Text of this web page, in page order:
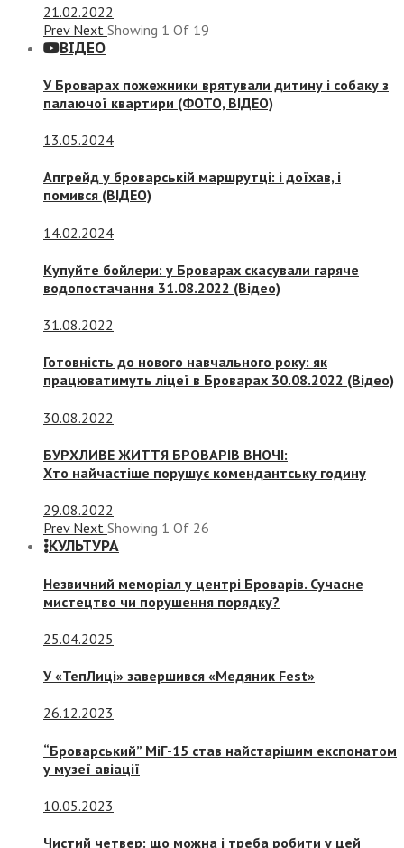
21.02.2022
Prev Next Showing 1 Of 19
ВІДЕО
У Броварах пожежники врятували дитину і собаку з
палаючої квартири (ФОТО, ВІДЕО)
13.05.2024
Апгрейд у броварській маршрутці: і доїхав, і
помився (ВІДЕО)
14.02.2024
Купуйте бойлери: у Броварах скасували гаряче
водопостачання 31.08.2022 (Відео)
31.08.2022
Готовність до нового навчального року: як
працюватимуть ліцеї в Броварах 30.08.2022 (Відео)
30.08.2022
БУРХЛИВЕ ЖИТТЯ БРОВАРІВ ВНОЧІ:
Хто найчастіше порушує комендантську годину
29.08.2022
Prev Next Showing 1 Of 26
КУЛЬТУРА
Незвичний меморіал у центрі Броварів. Сучасне
мистецтво чи порушення порядку?
25.04.2025
У «ТепЛиці» завершився «Медяник Fest»
26.12.2023
“Броварський” МіГ-15 став найстарішим експонатом
у музеї авіації
10.05.2023
Чистий четвер: що можна і треба робити у цей